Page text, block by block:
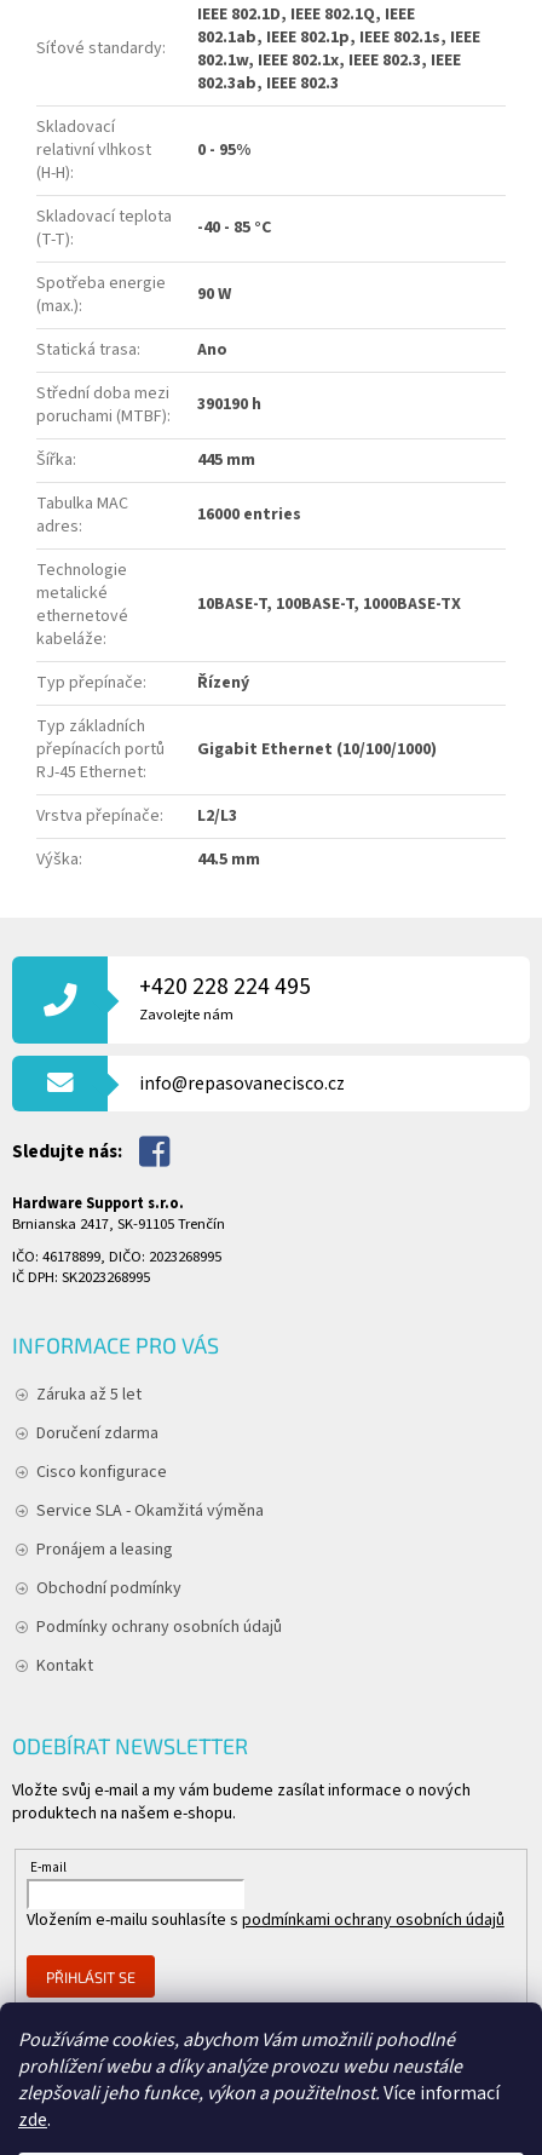
Používáme cookies, abychom Vám umožnili pohodlné
prohlížení webu a díky analýze provozu webu neustále
zlepšovali jeho funkce, výkon a použitelnost.Více informací
zde.
Síťové standardy:
IEEE 802.1D, IEEE 802.1Q, IEEE
802.1ab, IEEE 802.1p, IEEE 802.1s, IEEE
802.1w, IEEE 802.1x, IEEE 802.3, IEEE
802.3ab, IEEE 802.3
Skladovací
relativní vlhkost
(H-H):
0 - 95%
Skladovací teplota
(T-T): -40 - 85 °C
Spotřeba energie
(max.): 90 W
Statická trasa:
Ano
Střední doba mezi
poruchami (MTBF): 390190 h
Šířka:
445 mm
Tabulka MAC
adres: 16000 entries
Technologie
metalické
ethernetové
kabeláže:
10BASE-T, 100BASE-T, 1000BASE-TX
Typ přepínače:
Řízený
Typ základních
přepínacích portů
RJ-45 Ethernet:
Gigabit Ethernet (10/100/1000)
Vrstva přepínače:
L2/L3
Výška: 44.5 mm
Á
T
+420 228 224 495
Zavolejte nám
info@repasovanecisco.cz
Sledujte nás:
Hardware Support s.r.o.
Brnianska 2417, SK-91105 Trenčín
IČO: 46178899, DIČO: 2023268995
IČ DPH: SK2023268995
INFORMACE PRO VÁS
Záruka až 5 let
Doručení zdarma
Cisco konfigurace
Service SLA - Okamžitá výměna
Pronájem a leasing
Obchodní podmínky
Podmínky ochrany osobních údajů
Kontakt
ODEBÍRAT NEWSLETTER
Vložte svůj e-mail a my vám budeme zasílat informace o nových
produktech na našem e-shopu.
E-mail
Vložením e-mailu souhlasíte s podmínkami ochrany osobních údajů
PŘIHLÁSIT SE
Člen skupiny